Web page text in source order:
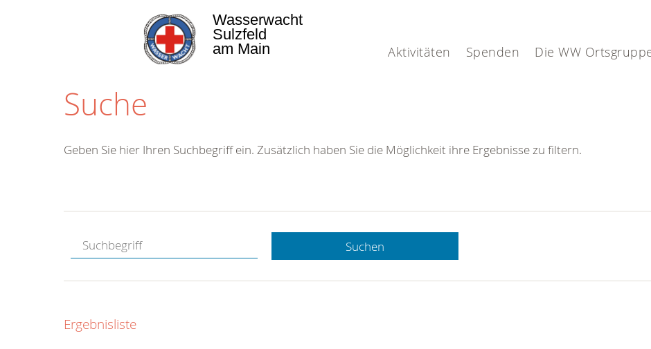
Aktivitäten Spenden Die WW
Wasserwacht
Sulzfeld
am Main
Suche
Hotline.
gerne.
Geben Sie hier Ihren Suchbegriff ein. Zusätzlich haben Sie die Möglichkeit ihre Ergebnisse zu filtern.
Suchen
Ergebnisliste